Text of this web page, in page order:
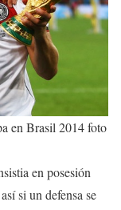
en Brasil 2014 foto
en posesión
si un defensa se